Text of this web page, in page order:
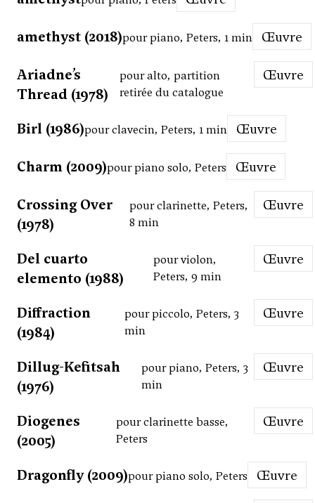
amethyst (2018)pour piano, Peters, 1 min Œuvre
Ariadne’s
Thread (1978)
pour alto, partition
retirée du catalogue
Œuvre
Birl (1986)pour clavecin, Peters, 1 min Œuvre
Charm (2009)pour piano solo, Peters Œuvre
Crossing Over
(1978)
pour clarinette, Peters,
8 min
Œuvre
Del cuarto
elemento (1988)
pour violon,
Peters, 9 min
Œuvre
Diffraction
(1984)
pour piccolo, Peters, 3
min
Œuvre
Dillug-Kefitsah
(1976)
pour piano, Peters, 3
min
Œuvre
Diogenes
(2005)
pour clarinette basse,
Peters
Œuvre
Dragonfly (2009)pour piano solo, Peters Œuvre